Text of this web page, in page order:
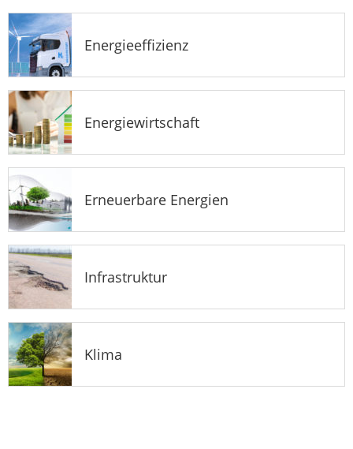
Energieeffizienz
Energiewirtschaft
Erneuerbare Energien
Infrastruktur
Klima